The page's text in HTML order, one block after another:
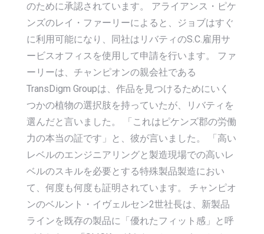
のために承認されています。 アライアンス・ピケ
ンズのレイ・ファーリーによると、ジョブはすぐ
に利用可能になり、同社はリバティのS.C.雇用サ
ービスオフィスを使用して申請を行います。 ファ
ーリーは、チャンピオンの親会社である
TransDigm Groupは、作品を見つけるためにいく
つかの植物の選択肢を持っていたが、リバティを
選んだと言いました。 「これはピケンズ郡の労働
力の本当の証です」と、彼が言いました。 「高い
レベルのエンジニアリングと製造現場での高いレ
ベルのスキルを必要とする特殊製品製造におい
て、何度も何度も証明されています。 チャンピオ
ンのベルント・イヴェルセン2世社長は、新製品
ラインを既存の製品に「優れたフィット感」と呼